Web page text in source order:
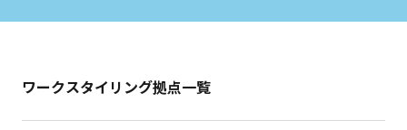
ワークスタイリング拠点一覧